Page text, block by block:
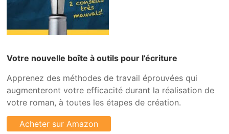
Votre nouvelle boîte à outils pour l’écriture
Apprenez des méthodes de travail éprouvées qui
augmenteront votre efficacité durant la réalisation de
votre roman, à toutes les étapes de création.